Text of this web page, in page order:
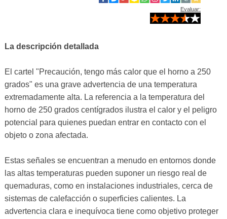
Evaluar:
La descripción detallada
El cartel "Precaución, tengo más calor que el horno a 250
grados" es una grave advertencia de una temperatura
extremadamente alta. La referencia a la temperatura del
horno de 250 grados centígrados ilustra el calor y el peligro
potencial para quienes puedan entrar en contacto con el
objeto o zona afectada.
Estas señales se encuentran a menudo en entornos donde
las altas temperaturas pueden suponer un riesgo real de
quemaduras, como en instalaciones industriales, cerca de
sistemas de calefacción o superficies calientes. La
advertencia clara e inequívoca tiene como objetivo proteger